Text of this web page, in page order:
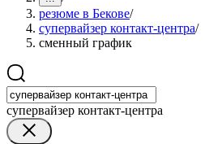
резюме в Бекове/
супервайзер контакт-центра/
сменный график
супервайзер контакт-центра